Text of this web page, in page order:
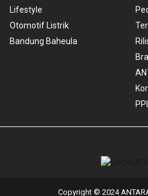
Lifestyle
Otomotif Listrik
Bandung Baheula
Copyright © 2024